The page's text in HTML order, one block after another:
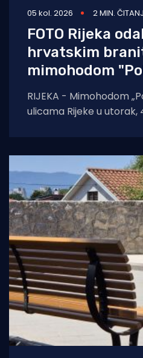
05 kol. 2026 2 MIN.
FOTO Rijeka
hrvatskim
mimohodom
RIJEKA - Mimohodom
ulicama Rijeke u utorak,